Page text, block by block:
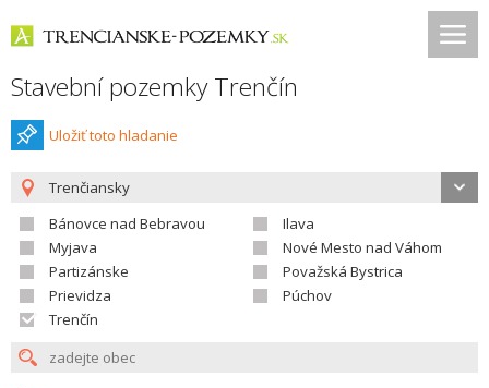
Stavební pozemky Trenčín
Uložiť toto hladanie
Trenčiansky
Bánovce nad Bebravou
Ilava
Myjava
Nové Mesto nad Váhom
Partizánske
Považská Bystrica
Prievidza
Púchov
Trenčín